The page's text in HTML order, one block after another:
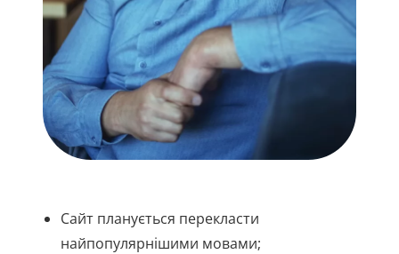
Сайт планується перекласти
найпопулярнішими мовами;